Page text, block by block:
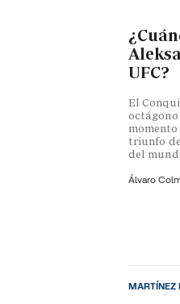
UFC?
El
octágono
triunfo
del
Álvaro
MARTÍNEZ